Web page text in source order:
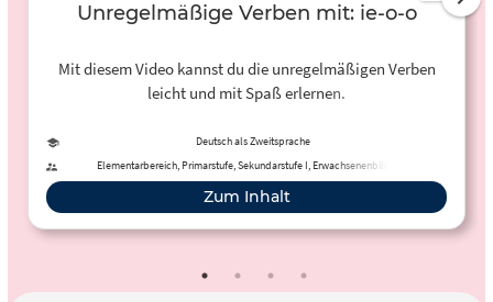
Unregelmäßige Verben mit: ie-o-o
Mit diesem Video kannst du die unregelmäßigen Verben
leicht und mit Spaß erlernen.
Deutsch als Zweitsprache
Elementarbereich, Primarstufe, Sekundarstufe I, Erwachsenenbildung
Zum Inhalt